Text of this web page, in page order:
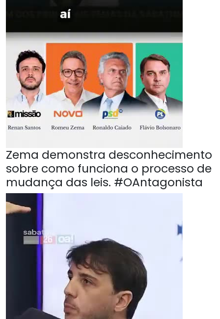
Zema demonstra desconhecimento
sobre como funciona o processo de
mudança das leis. #OAntagonista